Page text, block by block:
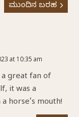
ಮುಂದಿನ ಬರಹ
at 10:35 am
great fan of
it was a
horse’s mouth!